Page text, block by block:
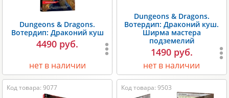
Dungeons & Dragons.
Вотердип: Драконий куш
4490 руб.
нет в наличии
Dungeons & Dragons.
Вотердип: Драконий куш.
Ширма мастера
подземелий
1490 руб.
нет в наличии
Код товара: 9077 Код товара: 9503